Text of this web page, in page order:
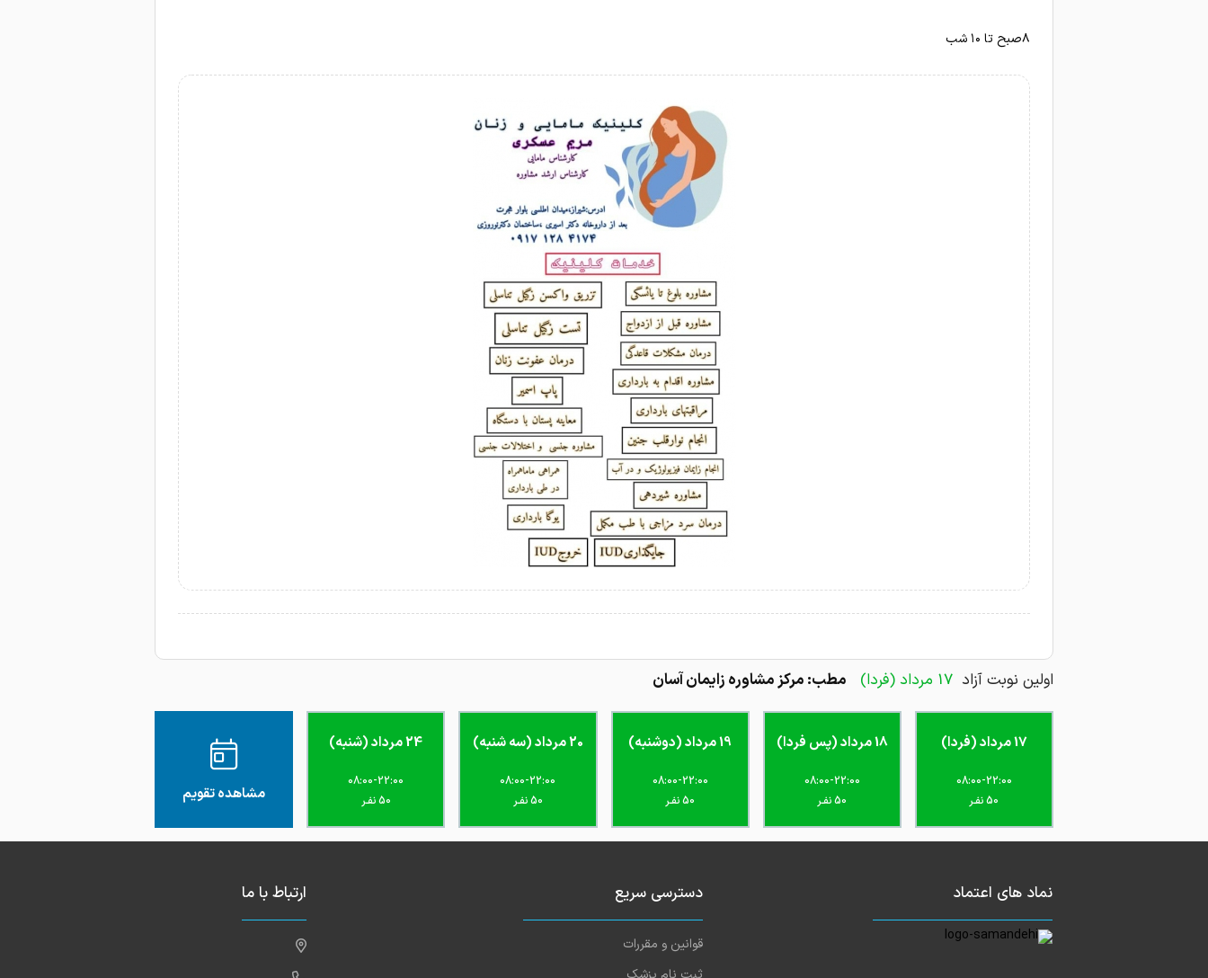
اولین نوبت آزاد 17 مرداد (فردا) مطب: مرکز مشاوره زایمان آسان
17 مرداد (فردا)
08:00-22:00
50 نفـر
18 مرداد (پس فردا)
08:00-22:00
50 نفـر
19 مرداد (دوشنبه)
08:00-22:00
50 نفـر
20 مرداد (سه شنبه)
08:00-22:00
50 نفـر
24 مرداد (شنبه)
08:00-22:00
50 نفـر
مشاهده تقویم
۸صبح تا ۱۰ شب
نماد های اعتماد دسترسی سریع
قوانین و مقررات
ارتباط با ما